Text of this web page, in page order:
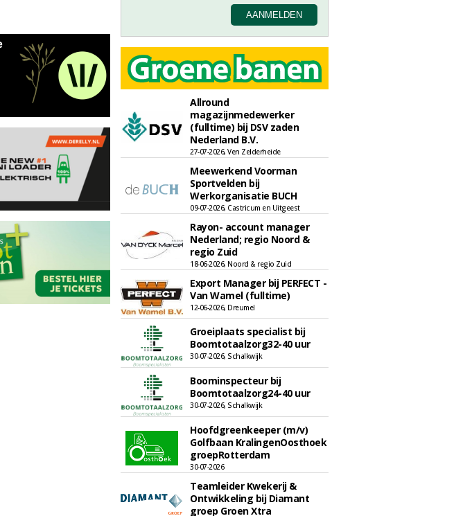
Allround
magazijnmedewerker
(fulltime) bij DSV zaden
Nederland B.V.
27-07-2026, Ven Zelderheide
Meewerkend Voorman
Sportvelden bij
Werkorganisatie BUCH
09-07-2026, Castricum en Uitgeest
Rayon- account manager
Nederland; regio Noord &
regio Zuid
18-06-2026, Noord & regio Zuid
Export Manager bij PERFECT -
Van Wamel (fulltime)
12-06-2026, Dreumel
Groeiplaats specialist bij
Boomtotaalzorg32-40 uur
30-07-2026, Schalkwijk
Boominspecteur bij
Boomtotaalzorg24-40 uur
30-07-2026, Schalkwijk
Hoofdgreenkeeper (m/v)
Golfbaan KralingenOosthoek
groepRotterdam
30-07-2026
Teamleider Kwekerij &
Ontwikkeling bij Diamant
groep Groen Xtra